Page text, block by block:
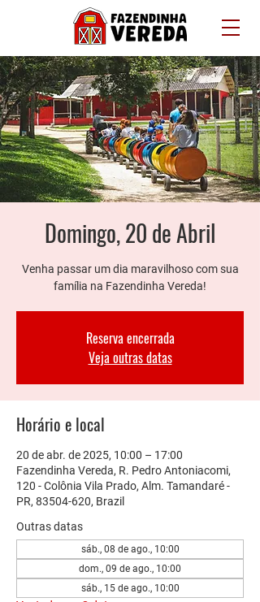
Domingo, 20 de Abril
Venha passar um dia maravilhoso com sua
família na Fazendinha Vereda!
Reserva encerrada
Veja outras datas
Horário e local
20 de abr. de 2025, 10:00 – 17:00
Fazendinha Vereda, R. Pedro Antoniacomi,
120 - Colônia Vila Prado, Alm. Tamandaré -
PR, 83504-620, Brazil
Outras datas
sáb., 08 de ago., 10:00
dom., 09 de ago., 10:00
sáb., 15 de ago., 10:00